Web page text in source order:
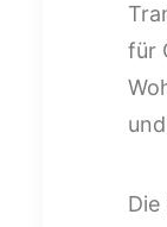
für
Die